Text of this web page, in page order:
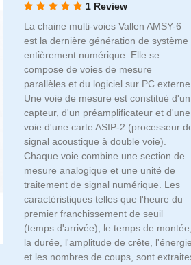
1 Review
La chaine multi-voies Vallen AMSY-6
est la dernière génération de système
entièrement numérique. Elle se
compose de voies de mesure
parallèles et du logiciel sur PC externe.
Une voie de mesure est constitué d'un
capteur, d'un préamplificateur et d'une
voie d'une carte ASIP-2 (processeur
signal acoustique à double voie).
Chaque voie combine une section de
mesure analogique et une unité de
traitement de signal numérique. Les
caractéristiques telles que l'heure du
premier franchissement de seuil
(temps d'arrivée), le temps de montée,
la durée, l'amplitude de crête, l'énergie
et les nombres de coups, sont